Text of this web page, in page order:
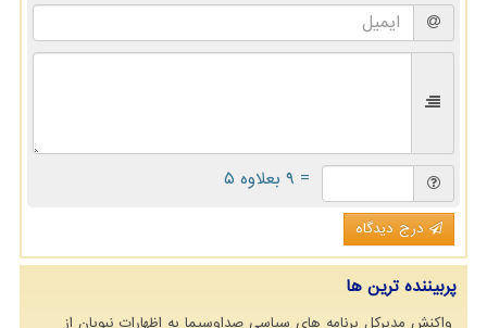
= ۹ بعلاوه ۵
درج دیدگاه
پربیننده ترین ها
واکنش مدیرکل برنامه های سیاسی صداوسیما به اظهارات نبویان از